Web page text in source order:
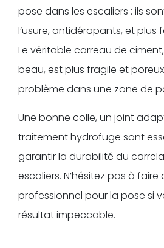
pose dans les escaliers : ils
l’usure, antidérapants, et plus
Le véritable carreau de
beau, est plus fragile et
problème dans une zone de
Une bonne colle, un joint
traitement hydrofuge sont
garantir la durabilité du
escaliers. N’hésitez pas à
professionnel pour la pose si
résultat impeccable.